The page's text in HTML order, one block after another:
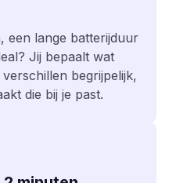
een lange batterijduur
Jij bepaalt wat
begrijpelijk,
die bij je past.